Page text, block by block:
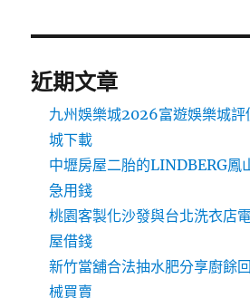
近期文章
九州娛樂城2026富遊娛樂城評
城下載
中壢房屋二胎的LINDBERG鳳
急用錢
桃園客製化沙發與台北洗衣店
屋借錢
新竹當舖合法抽水肥分享廚餘
械買賣